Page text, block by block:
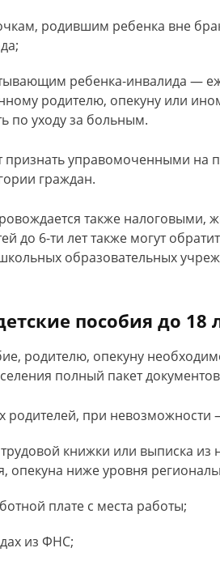
родившим ребенка вне
ребенка-инвалида —
родителю, опекуну или
по уходу за больным.
признать управомоченными на
граждан.
также налоговыми,
до 6-ти лет также могут
образовательных
пособия до 18
родителю, опекуну
полный пакет
родителей, при невозможности
книжки или выписка из
опекуна ниже уровня
плате с места работы;
из ФНС;